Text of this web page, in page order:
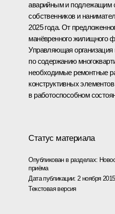
аварийным и подлежащим
собственников и
2025 года. От
манёвренного жилищного
Управляющая организация
по содержанию
необходимые ремонтные
конструктивных
в работоспособном
Статус материала
Опубликован в разделах:
приёма
Дата публикации: 2 ноября
Текстовая версия